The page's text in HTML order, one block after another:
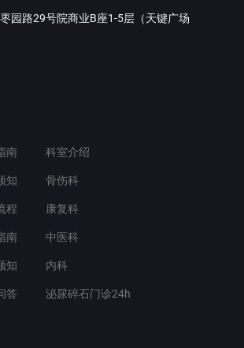
园路29号院商业B座1-5层（天键广场
南
知
程
南
知
答
科室介绍
骨伤科
康复科
中医科
内科
泌尿碎石门诊24h